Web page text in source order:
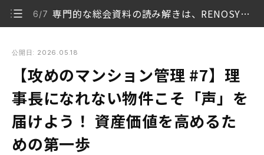
6/7 専門的な総会資料の読み解きは、RENOSYにお任せください
「声」を届けよう！ 資産価値を高めるための第一歩
1/7 「お任せ」から「確認」へ。オーナーの役割とは
2/7 可能であれば「総会への直接参加」がベストな選択
3/7
【実録】一言の指摘が、適正なコストダウンを引き出
したケースも！
公開日: 2026.05.18
【攻めのマンション管理 #7】理
事長になれない物件こそ「声」を
届けよう！ 資産価値を高めるた
めの第一歩